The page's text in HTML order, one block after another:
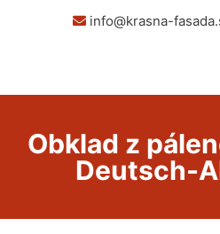
info@krasna-
Obklad z
Deutsch-